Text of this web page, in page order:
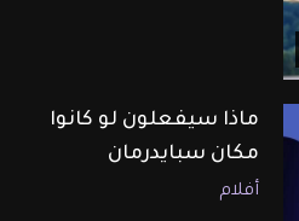
ماذا سيفعلون لو كانوا
مكان سبايدرمان
أفلام